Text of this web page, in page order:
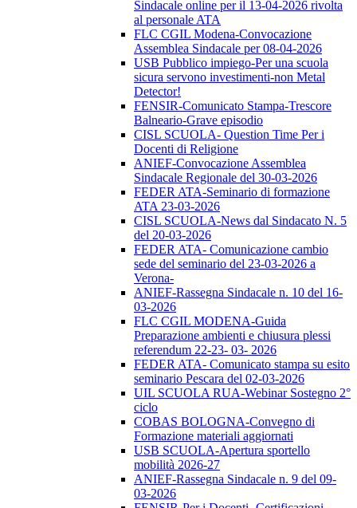
Sindacale online per il 13-04-2026 rivolta
al personale ATA
FLC CGIL Modena-Convocazione
Assemblea Sindacale per 08-04-2026
USB Pubblico impiego-Per una scuola
sicura servono investimenti-non Metal
Detector!
FENSIR-Comunicato Stampa-Trescore
Balneario-Grave episodio
CISL SCUOLA- Question Time Per i
Docenti di Religione
ANIEF-Convocazione Assemblea
Sindacale Regionale del 30-03-2026
FEDER ATA-Seminario di formazione
ATA 23-03-2026
CISL SCUOLA-News dal Sindacato N. 5
del 20-03-2026
FEDER ATA- Comunicazione cambio
sede del seminario del 23-03-2026 a
Verona-
ANIEF-Rassegna Sindacale n. 10 del 16-
03-2026
FLC CGIL MODENA-Guida
Preparazione ambienti e chiusura plessi
referendum 22-23- 03- 2026
FEDER ATA- Comunicato stampa su esito
seminario Pescara del 02-03-2026
UIL SCUOLA RUA-Webinar Sostegno 2°
ciclo
COBAS BOLOGNA-Convegno di
Formazione materiali aggiornati
USB SCUOLA-Apertura sportello
mobilità 2026-27
ANIEF-Rassegna Sindacale n. 9 del 09-
03-2026